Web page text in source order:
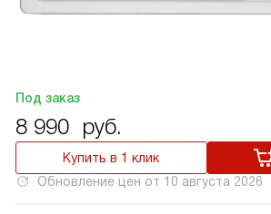
Под заказ
8 990 руб.
Купить в 1 клик
Обновление цен от 10 августа 2026